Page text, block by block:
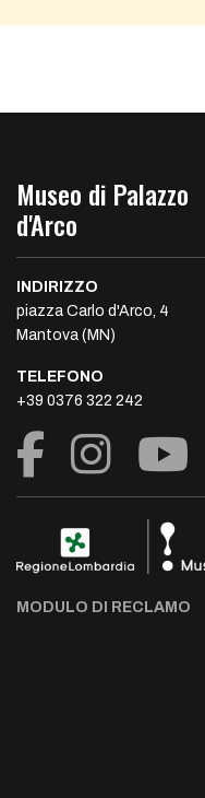
Museo di Palazzo
d'Arco
INDIRIZZO
piazza Carlo d'Arco, 4
Mantova (MN)
TELEFONO
+39 0376 322 242
MODULO DI RECLAMO